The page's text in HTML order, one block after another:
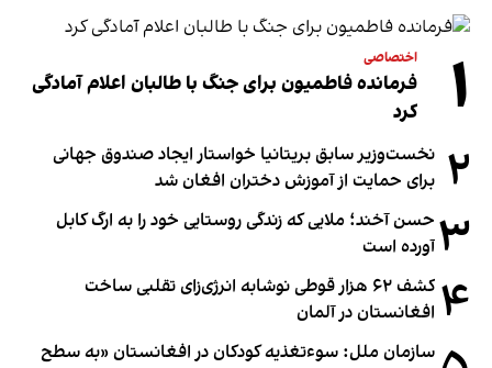
۱ اختصاصی
فرمانده فاطمیون برای جنگ با طالبان اعلام آمادگی
کرد
۲ نخست‌وزیر سابق بریتانیا خواستار ایجاد صندوق جهانی
برای حمایت از آموزش دختران افغان شد
۳ حسن آخند؛ ملایی که زندگی روستایی خود را به ارگ کابل
آورده است
۴
کشف ۶۲ هزار قوطی نوشابه انرژی‌زای تقلبی ساخت
افغانستان در آلمان
سازمان ملل: سوء‌تغذیه کودکان در افغانستان «به سطح